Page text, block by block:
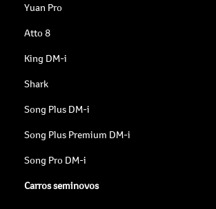
Yuan Pro
Atto 8
King DM-i
Shark
Song Plus DM-i
Song Plus Premium DM-i
Song Pro DM-i
Carros seminovos